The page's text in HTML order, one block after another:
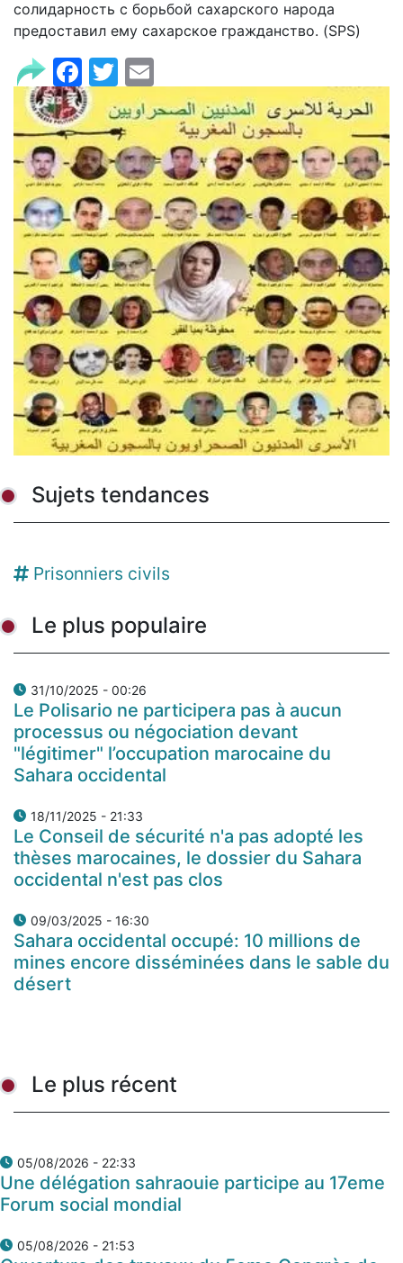
солидарность с борьбой сахарского народа
предоставил ему сахарское гражданство. (SPS)
Facebook
Twitter
Sujets tendances
Prisonniers civils
Le plus populaire
31/10/2025 - 00:26
Le Polisario ne participera pas à aucun
processus ou négociation devant
"légitimer" l’occupation marocaine du
Sahara occidental
18/11/2025 - 21:33
Le Conseil de sécurité n'a pas adopté les
thèses marocaines, le dossier du Sahara
occidental n'est pas clos
09/03/2025 - 16:30
Sahara occidental occupé: 10 millions de
mines encore disséminées dans le sable du
désert
Le plus récent
05/08/2026 - 22:33
Une délégation sahraouie participe au 17eme
Forum social mondial
05/08/2026 - 21:53